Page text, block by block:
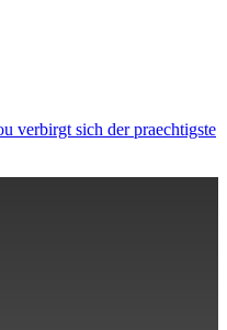
verbirgt sich der praechtigste